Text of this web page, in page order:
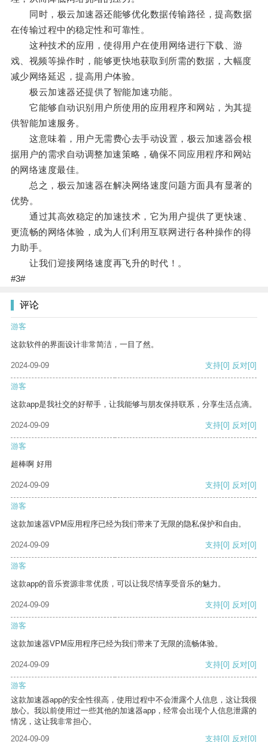
同时，极云加速器还能够优化数据传输路径，提高数据
在传输过程中的稳定性和可靠性。
这种技术的应用，使得用户在使用网络进行下载、游
戏、视频等操作时，能够更快地获取到所需的数据，大幅度
减少网络延迟，提高用户体验。
极云加速器还提供了智能加速功能。
它能够自动识别用户所使用的应用程序和网站，为其提
供智能加速服务。
这意味着，用户无需费心去手动设置，极云加速器会根
据用户的需求自动调整加速策略，确保不同应用程序和网站
的网络速度最佳。
总之，极云加速器在解决网络速度问题方面具有显著的
优势。
通过其高效稳定的加速技术，它为用户提供了更快速、
更流畅的网络体验，成为人们利用互联网进行各种操作的得
力助手。
让我们迎接网络速度再飞升的时代！。
#3#
评论
游客
这款软件的界面设计非常简洁，一目了然。
2024-09-09 支持[0] 反对[0]
游客
这款app是我社交的好帮手，让我能够与朋友保持联系，分享生活点滴。
2024-09-09 支持[0] 反对[0]
游客
超棒啊 好用
2024-09-09 支持[0] 反对[0]
游客
这款加速器VPM应用程序已经为我们带来了无限的隐私保护和自由。
2024-09-09 支持[0] 反对[0]
游客
这款app的音乐资源非常优质，可以让我尽情享受音乐的魅力。
2024-09-09 支持[0] 反对[0]
游客
这款加速器VPM应用程序已经为我们带来了无限的流畅体验。
2024-09-09 支持[0] 反对[0]
游客
这款加速器app的安全性很高，使用过程中不会泄露个人信息，这让我很
放心。我以前使用过一些其他的加速器app，经常会出现个人信息泄露的
情况，这让我非常担心。
2024-09-09
支持[0] 反对[0]